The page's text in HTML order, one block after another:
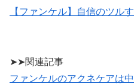
【ファンケル】自信のツル
➤➤関連記事
ファンケルのアクネケアは